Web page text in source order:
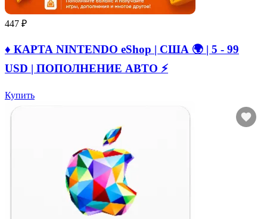
447 ₽
♦️ КАРТА NINTENDO eShop | США 🌍 | 5 - 99
USD | ПОПОЛНЕНИЕ АВТО ⚡
Купить